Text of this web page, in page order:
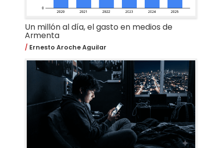
Un millón al día, el gasto en medios de
Armenta
Ernesto Aroche Aguilar